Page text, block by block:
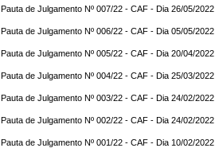
Pauta de Julgamento Nº 007/22 - CAF - Dia 26/05/2022
Pauta de Julgamento Nº 006/22 - CAF - Dia 05/05/2022
Pauta de Julgamento Nº 005/22 - CAF - Dia 20/04/2022
Pauta de Julgamento Nº 004/22 - CAF - Dia 25/03/2022
Pauta de Julgamento Nº 003/22 - CAF - Dia 24/02/2022
Pauta de Julgamento Nº 002/22 - CAF - Dia 24/02/2022
Pauta de Julgamento Nº 001/22 - CAF - Dia 10/02/2022